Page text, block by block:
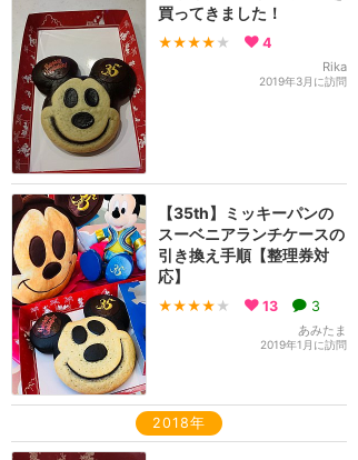
買ってきました！
★★★★ ★ 4
Rika
2019年3月に訪問
【35th】ミッキーパンの
スーベニアランチケースの
引き換え手順【整理券対
応】
★★★★ ★ 13 3
あみたま
2019年1月に訪問
2018年